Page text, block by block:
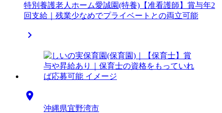
特別養護老人ホーム愛誠園(特養)【准看護師】賞与年2
回支給｜残業少なめでプライベートとの両立可能


沖縄県宜野湾市